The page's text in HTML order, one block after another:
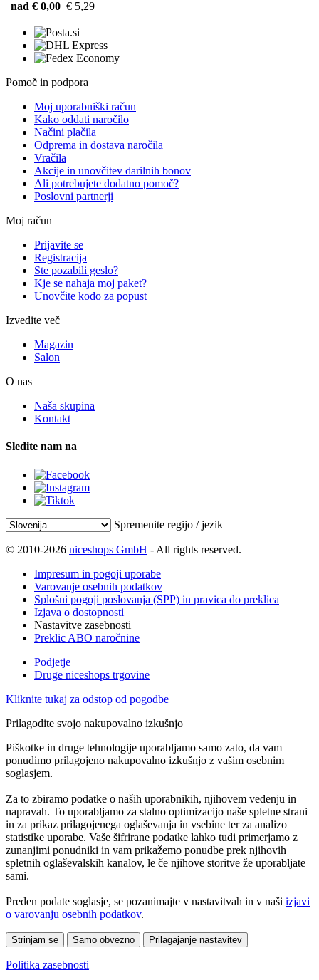
nad € 0,00 € 5,29
Pomoč in podpora
Moj uporabniški račun
Kako oddati naročilo
Načini plačila
Odprema in dostava naročila
Vračila
Akcije in unovčitev darilnih bonov
Ali potrebujete dodatno pomoč?
Poslovni partnerji
Moj račun
Prijavite se
Registracija
Ste pozabili geslo?
Kje se nahaja moj paket?
Unovčite kodo za popust
Izvedite več
Magazin
Salon
O nas
Naša skupina
Kontakt
Sledite nam na
Spremenite regijo / jezik
© 2010-2026 niceshops GmbH - All rights reserved.
Impresum in pogoji uporabe
Varovanje osebnih podatkov
Splošni pogoji poslovanja (SPP) in pravica do preklica
Izjava o dostopnosti
Nastavitve zasebnosti
Preklic ABO naročnine
Podjetje
Druge niceshops trgovine
Kliknite tukaj za odstop od pogodbe
Prilagodite svojo nakupovalno izkušnjo
Piškotke in druge tehnologije uporabljamo samo zato, da vam
ponudimo prilagojeno nakupovalno izkušnjo z vašim osebnim
soglasjem.
Za to zbiramo podatke o naših uporabnikih, njihovem vedenju in
napravah. To uporabljamo za stalno optimizacijo naše spletne strani
in za prikaz prilagojenega oglaševanja in vsebine ter za analizo
statistike uporabe. Vaše šifrirane podatke lahko tudi primerjamo z
zunanjimi ponudniki in vam prikažemo ponudbe prek njihovih
spletnih oglaševalskih kanalov, le če njihove storitve že uporabljate
sami.
Preden podate soglasje, se pozanimajte v nastavitvah in v naši izjavi
o varovanju osebnih podatkov.
Strinjam se Samo obvezno Prilagajanje nastavitev
Politika zasebnosti